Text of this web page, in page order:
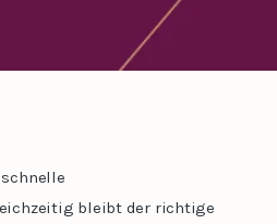
bleibt der richtige